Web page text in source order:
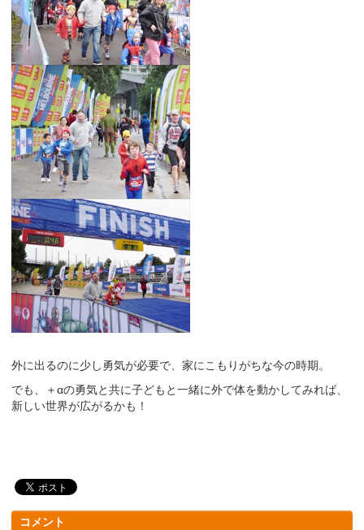
外に出るのに少し勇気が必要で、家にこもりがちな今の時期。
でも、＋αの勇気と共に子どもと一緒に外で体を動かしてみれば、
新しい世界が広がるかも！
コメント